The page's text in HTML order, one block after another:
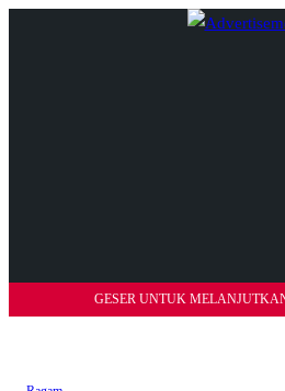
GESER UNTUK